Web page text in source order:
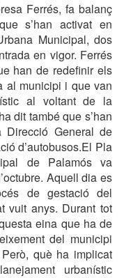
Ferrés, fa balanç
s’han activat en
Municipal, dos
en vigor. Ferrés
han de redefinir els
al municipi i que van
al voltant de la
dit també que s’han
General de
d’autobusos.El Pla
de Palamós va
Aquell dia es
de gestació del
vuit anys. Durant tot
eina que ha de
del municipi
què ha implicat
urbanístic